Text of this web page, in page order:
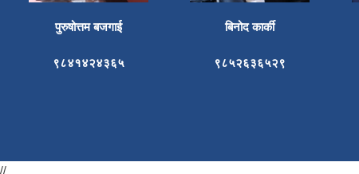
पुरुषोत्तम बजगाई बिनोद कार्की
९८४१४२४३६५ ९८५२६३६५२९
//